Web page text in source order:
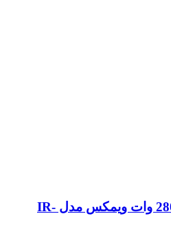
چراغ سقفی خورشیدی 280 وات ویمکس مدل IR-